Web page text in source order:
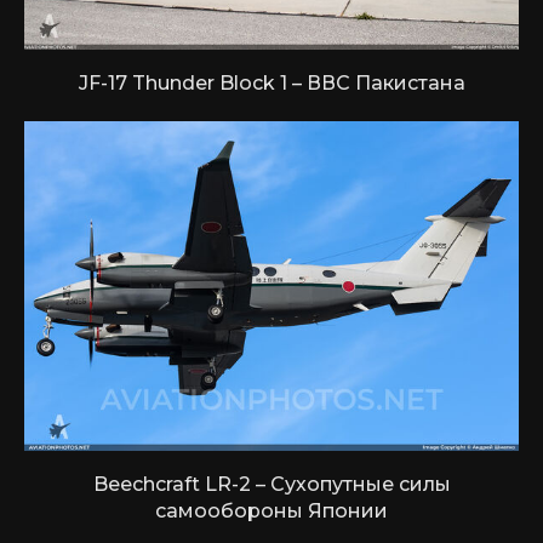
JF-17 Thunder Block 1 – ВВС Пакистана
Beechcraft LR-2 – Сухопутные силы
самообороны Японии